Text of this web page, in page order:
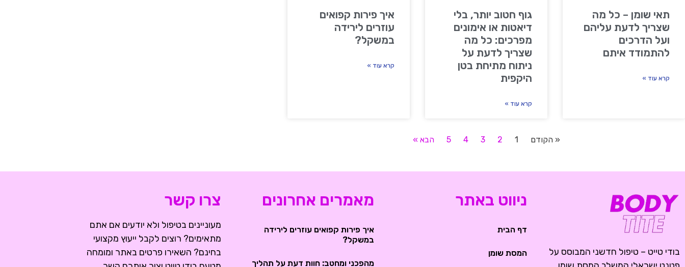
תאי שומן – כל מה
שצריך לדעת עליהם
ועל הדרכים
להתמודד איתם
קרא עוד »
גוף חטוב יותר, בלי
דיאטות או אימונים
מפרכים: כל מה
שצריך לדעת על
ניתוח מתיחת בטן
היקפית
קרא עוד »
איך פירות קפואים
עוזרים לירידה
במשקל?
קרא עוד »
« הקודם 1
2
3
4
5 הבא »
בודי טייט – טיפול חדשני המבוסס על
ניווט באתר
דף הבית
המסת שומן
מאמרים אחרונים
איך פירות קפואים עוזרים לירידה
במשקל?
מהפכני ומחטב: חוות דעת על תהליך
צרו קשר
מעוניינים בטיפול ולא יודעים אם אתם
מתאימים? רוצים לקבל ייעוץ מקצועי
בחינם? השאירו פרטים באתר ומומחה